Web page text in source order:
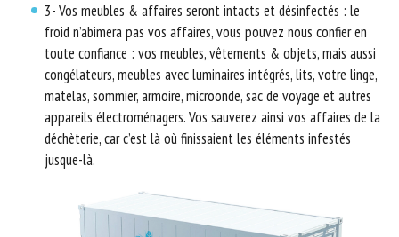
3- Vos meubles & affaires seront intacts et désinfectés : le
froid n’abimera pas vos affaires, vous pouvez nous confier en
toute confiance : vos meubles, vêtements & objets, mais aussi
congélateurs, meubles avec luminaires intégrés, lits, votre linge,
matelas, sommier, armoire, microonde, sac de voyage et autres
appareils électroménagers. Vos sauverez ainsi vos affaires de la
déchèterie, car c’est là où finissaient les éléments infestés
jusque-là.